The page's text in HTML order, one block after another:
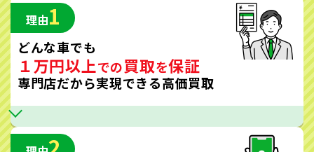
理由1
どんな車でも
１万円以上での買取を保証
専門店だから実現できる高価買取